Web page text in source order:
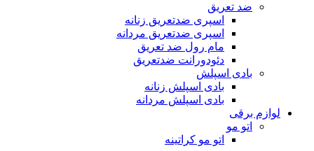
ضد تعریق
اسپری ضدتعریق زنانه
اسپری ضدتعریق مردانه
مام رول ضد تعریق
دئودورانت ضدتعریق
بادی اسپلش
بادی اسپلش زنانه
بادی اسپلش مردانه
لوازم برقی
اتو مو
اتو مو کراتینه